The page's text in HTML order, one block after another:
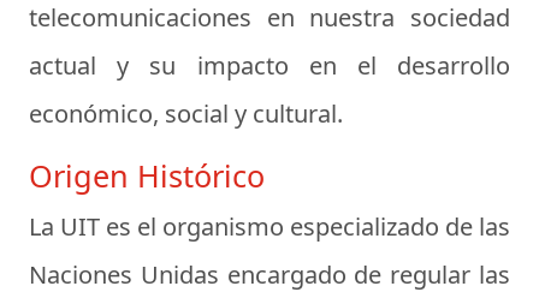
telecomunicaciones en nuestra sociedad
actual y su impacto en el desarrollo
económico, social y cultural.
Origen Histórico
La UIT es el organismo especializado de las
Naciones Unidas encargado de regular las